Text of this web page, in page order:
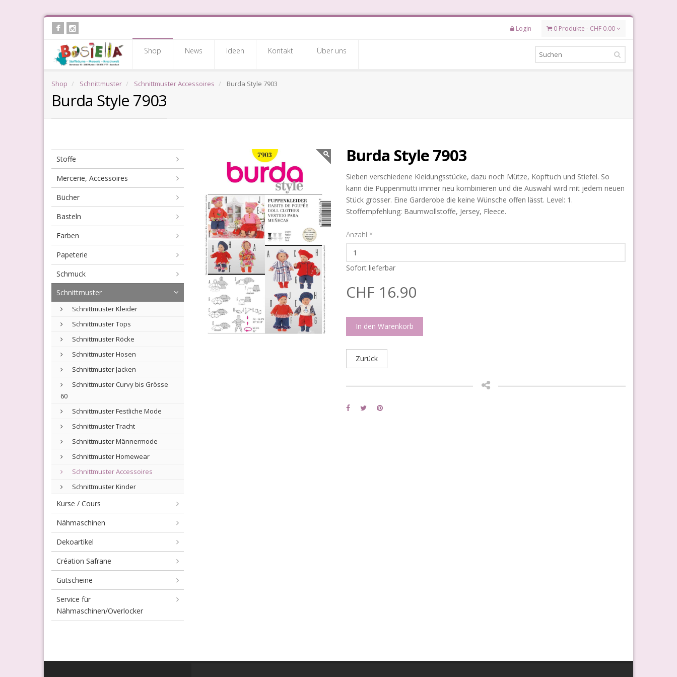
Skip
content
Login 0 Produkte - CHF 0.00
Shop News Ideen Kontakt Über uns
Shop Schnittmuster Schnittmuster Accessoires Burda Style 7903
Burda Style 7903
Stoffe
Mercerie, Accessoires
Bücher
Basteln
Farben
Papeterie
Schmuck
Schnittmuster
Schnittmuster Kleider
Schnittmuster Tops
Schnittmuster Röcke
Schnittmuster Hosen
Schnittmuster Jacken
Schnittmuster Curvy bis Grösse
60
Schnittmuster Festliche Mode
Schnittmuster Tracht
Schnittmuster Männermode
Schnittmuster Homewear
Schnittmuster Accessoires
Schnittmuster Kinder
Kurse / Cours
Nähmaschinen
Dekoartikel
Création Safrane
Gutscheine
Service für
Nähmaschinen/Overlocker
Burda Style 7903
Sieben verschiedene Kleidungsstücke, dazu noch Mütze, Kopftuch und Stiefel. So
kann die Puppenmutti immer neu kombinieren und die Auswahl wird mit jedem neuen
Stück grösser. Eine Garderobe die keine Wünsche offen lässt. Level: 1.
Stoffempfehlung: Baumwollstoffe, Jersey, Fleece.
Anzahl *
Sofort lieferbar
CHF 16.90
In den Warenkorb
Zurück